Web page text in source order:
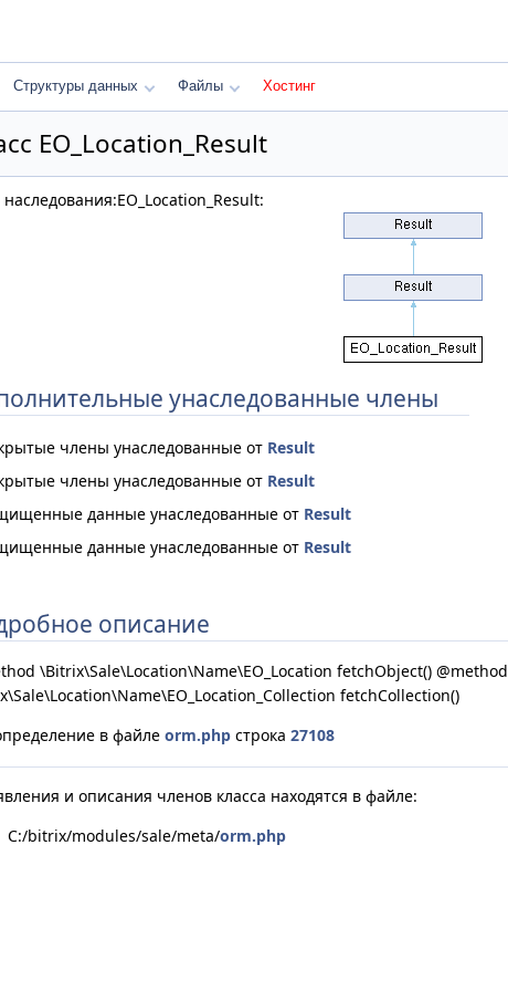
Структуры данных Файлы Хостинг
EO_Location_Result
наследования:EO_Location_Result:
унаследованные члены
члены унаследованные от Result
члены унаследованные от Result
данные унаследованные от Result
данные унаследованные от Result
описание
\Bitrix\Sale\Location\Name\EO_Location fetchObject() @method
fetchCollection()
в файле orm.php строка 27108
и описания членов класса находятся в файле:
C:/bitrix/modules/sale/meta/orm.php